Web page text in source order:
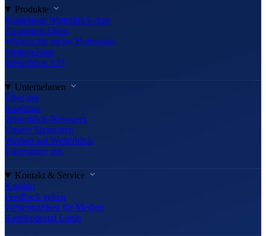
Produkte
Kostenlose Wetterblick-App
Zu meinen Orten
Widgets für meine Homepage
Wetterwissen
Wetterblick API
Unternehmen
Über uns
Roadmap
Wetterblick-Netzwerk
Unsere Sponsoren
Werben auf Wetterblick
Unterstütze uns
Kontakt & Service
Kontakt
Feedback geben
Wettergrafiken für Medien
Kundenportal Login